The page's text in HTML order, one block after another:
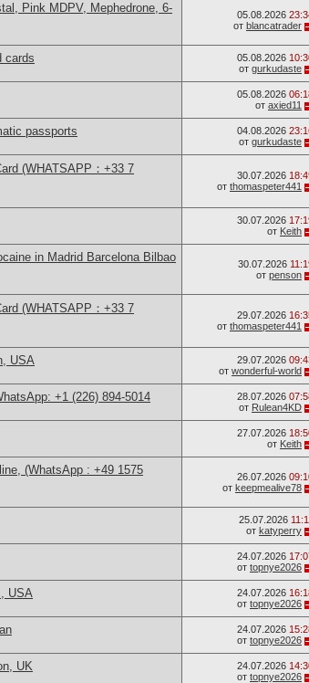
Pink MDPV, Mephedrone, 6-
05.08.2026
от blancatrader
cards 05.08.2026
от gurkudaste
05.08.2026
от axied11
passports 04.08.2026
от gurkudaste
(WHATSAPP：+33 7
30.07.2026
от thomaspeter441
30.07.2026
от Keith
in Madrid Barcelona Bilbao
30.07.2026
от penson
(WHATSAPP：+33 7
29.07.2026
от thomaspeter441
USA 29.07.2026
от wonderful-world
+1 (226) 894-5014 28.07.2026
от Rulean4KD
27.07.2026
от Keith
(WhatsApp : +49 1575
26.07.2026
от keepmealive78
25.07.2026
от katyperry
24.07.2026
от topnye2026
USA 24.07.2026
от topnye2026
24.07.2026
от topnye2026
UK 24.07.2026
от topnye2026